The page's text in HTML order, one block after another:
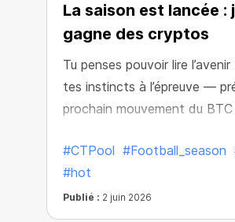
La saison est lancée :
gagne des cryptos
Tu penses pouvoir lire
tes instincts à l’épreuve —
prochain mouvement du BTC
#CTPool #Football_season
#hot
Publié : 2 juin 2026